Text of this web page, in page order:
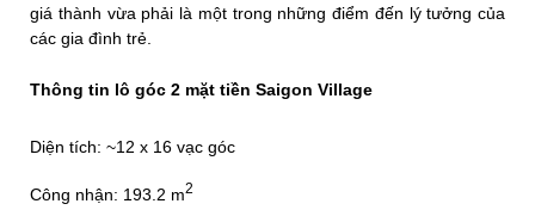
giá thành vừa phải là một trong những điểm đến lý tưởng của
các gia đình trẻ.
Thông tin lô góc 2 mặt tiền Saigon Village
Diện tích: ~12 x 16 vạc góc
Công nhận: 193.2 m2